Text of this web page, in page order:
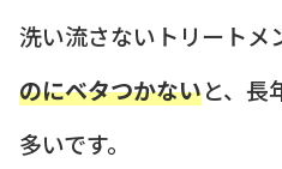
洗い流さないトリートメ
のにベタつかないと、長
多いです。